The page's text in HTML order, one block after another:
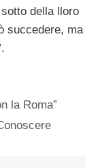
della lloro
succedere, ma
la Roma”